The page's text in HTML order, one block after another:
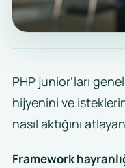
PHP junior’ları
hijyenini ve
nasıl aktığını
Framework